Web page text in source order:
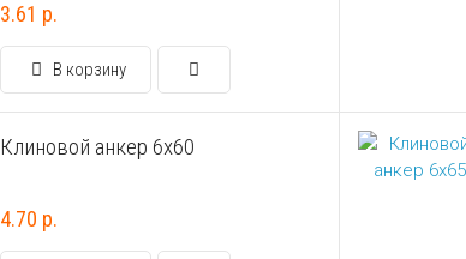
3.61 р.
В корзину
Клиновой анкер 6х60
4.70 р.